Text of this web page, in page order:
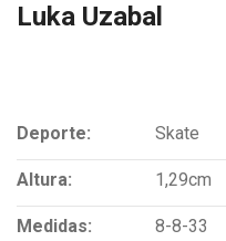
Luka Uzabal
Deporte: Skate
Altura: 1,29cm
Medidas: 8-8-33